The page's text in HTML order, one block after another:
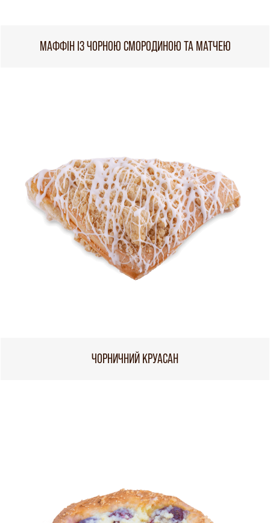
МАФФІН ІЗ ЧОРНОЮ СМОРОДИНОЮ ТА МАТЧЕЮ
ЧОРНИЧНИЙ КРУАСАН